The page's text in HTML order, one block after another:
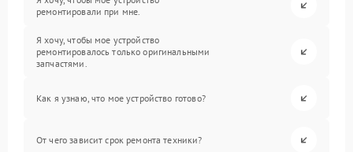
ремонтировали при мне.
Я хочу, чтобы мое устройство
ремонтировалось только оригинальными
запчастями.
Как я узнаю, что мое устройство готово?
От чего зависит срок ремонта техники?